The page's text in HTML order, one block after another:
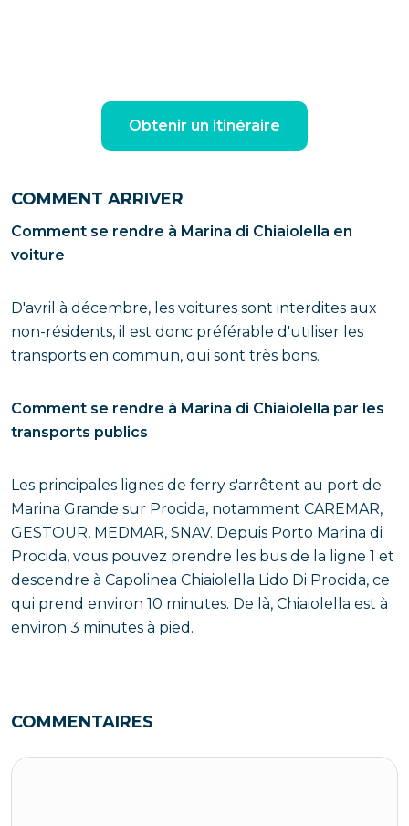
Obtenir un itinéraire
COMMENT ARRIVER
Comment se rendre à Marina di Chiaiolella en
voiture
D'avril à décembre, les voitures sont interdites aux
non-résidents, il est donc préférable d'utiliser les
transports en commun, qui sont très bons.
Comment se rendre à Marina di Chiaiolella par les
transports publics
Les principales lignes de ferry s'arrêtent au port de
Marina Grande sur Procida, notamment CAREMAR,
GESTOUR, MEDMAR, SNAV. Depuis Porto Marina di
Procida, vous pouvez prendre les bus de la ligne 1 et
descendre à Capolinea Chiaiolella Lido Di Procida, ce
qui prend environ 10 minutes. De là, Chiaiolella est à
environ 3 minutes à pied.
COMMENTAIRES